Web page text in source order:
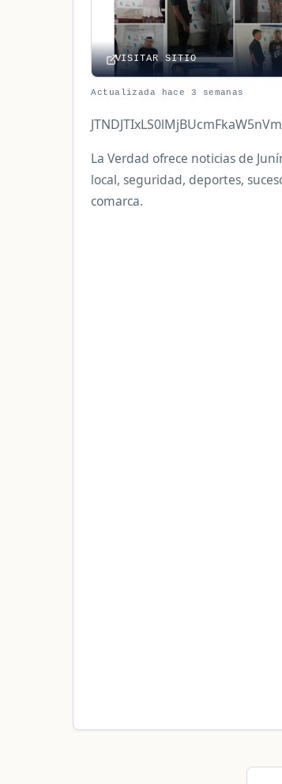
VISITAR SITIO
Actualizada hace 3 semanas
La Verdad ofrece noticias de
local, seguridad, deportes,
comarca.